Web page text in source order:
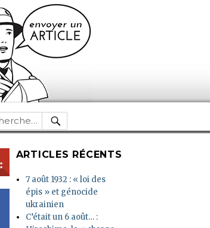
RECHERCHE
ARTICLES RÉCENTS
7 août 1932 : « loi des
épis » et génocide
ukrainien
C’était un 6 août… :